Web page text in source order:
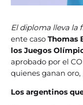
El diploma lleva la
ente casoThomas
los Juegos
aprobado por el
quienes ganan
Los argentinos